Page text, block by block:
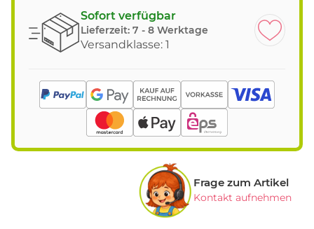
Sofort verfügbar
Lieferzeit: 7 - 8 Werktage
Versandklasse: 1
Frage zum Artikel
Kontakt aufnehmen